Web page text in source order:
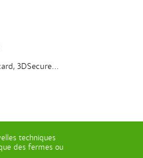
3DSecure...
techniques
des fermes ou